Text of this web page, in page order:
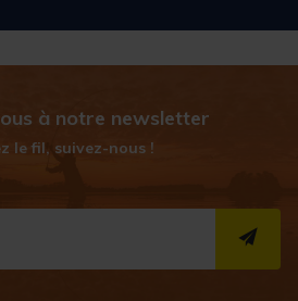
à notre newsletter
le fil, suivez-nous !